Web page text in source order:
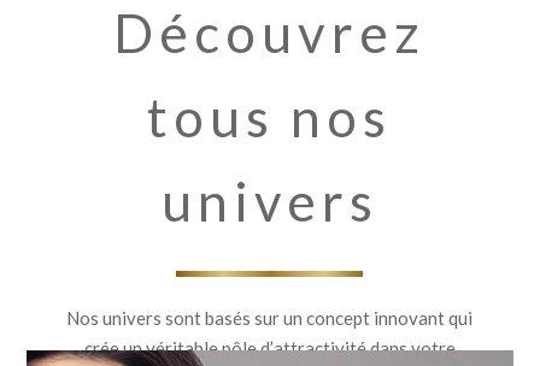
Découvrez
tous nos
univers
Nos univers sont basés sur un concept innovant qui
crée un véritable pôle d’attractivité dans votre